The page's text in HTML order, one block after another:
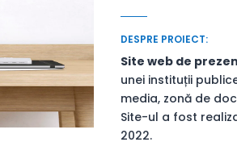
DESPRE PROIECT:
Site web de
unei instituții
media, zonă de
Site-ul a fost
2022.